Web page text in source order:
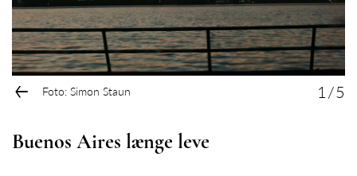
← Foto: Simon Staun 1 /5
Buenos Aires længe leve